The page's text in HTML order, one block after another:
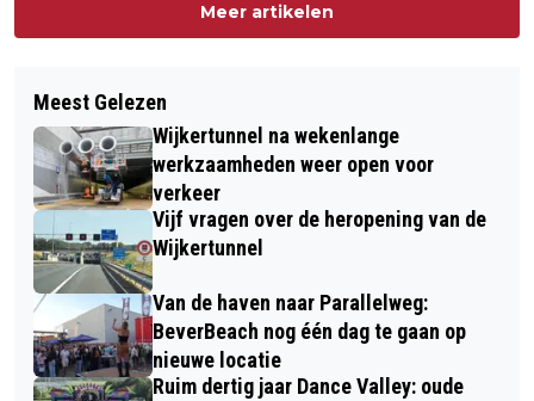
Meer artikelen
Meest Gelezen
Wijkertunnel na wekenlange
werkzaamheden weer open voor
verkeer
Vijf vragen over de heropening van de
Wijkertunnel
Van de haven naar Parallelweg:
BeverBeach nog één dag te gaan op
nieuwe locatie
Ruim dertig jaar Dance Valley: oude